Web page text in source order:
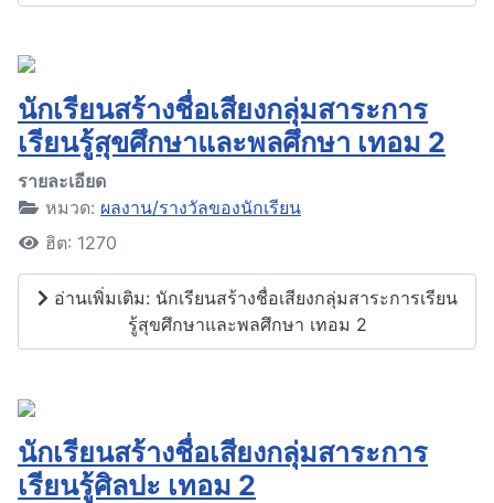
นักเรียนสร้างชื่อเสียงกลุ่มสาระการ
เรียนรู้สุขศึกษาและพลศึกษา เทอม 2
รายละเอียด
หมวด: ผลงาน/รางวัลของนักเรียน
ฮิต: 1270
อ่านเพิ่มเติม: นักเรียนสร้างชื่อเสียงกลุ่มสาระการเรียน
รู้สุขศึกษาและพลศึกษา เทอม 2
นักเรียนสร้างชื่อเสียงกลุ่มสาระการ
เรียนรู้ศิลปะ เทอม 2